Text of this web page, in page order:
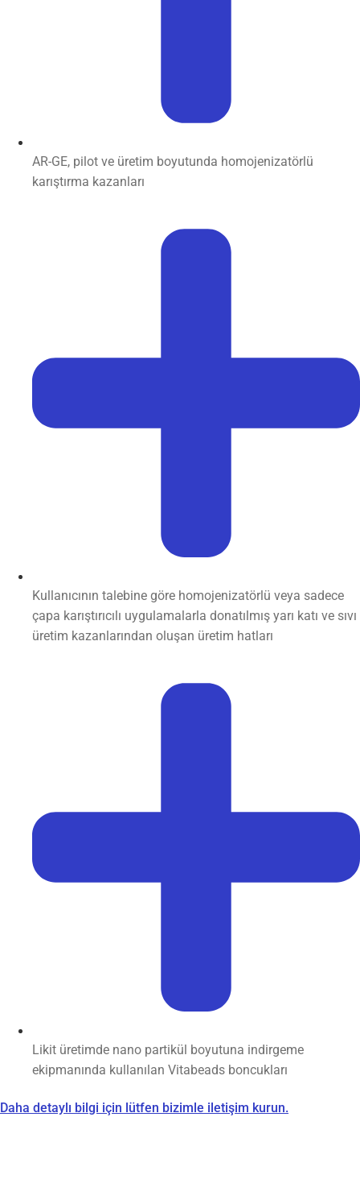
AR-GE, pilot ve üretim boyutunda homojenizatörlü
karıştırma kazanları
Kullanıcının talebine göre homojenizatörlü veya sadece
çapa karıştırıcılı uygulamalarla donatılmış yarı katı ve sıvı
üretim kazanlarından oluşan üretim hatları
Likit üretimde nano partikül boyutuna indirgeme
ekipmanında kullanılan Vitabeads boncukları
Daha detaylı bilgi için lütfen bizimle iletişim kurun.